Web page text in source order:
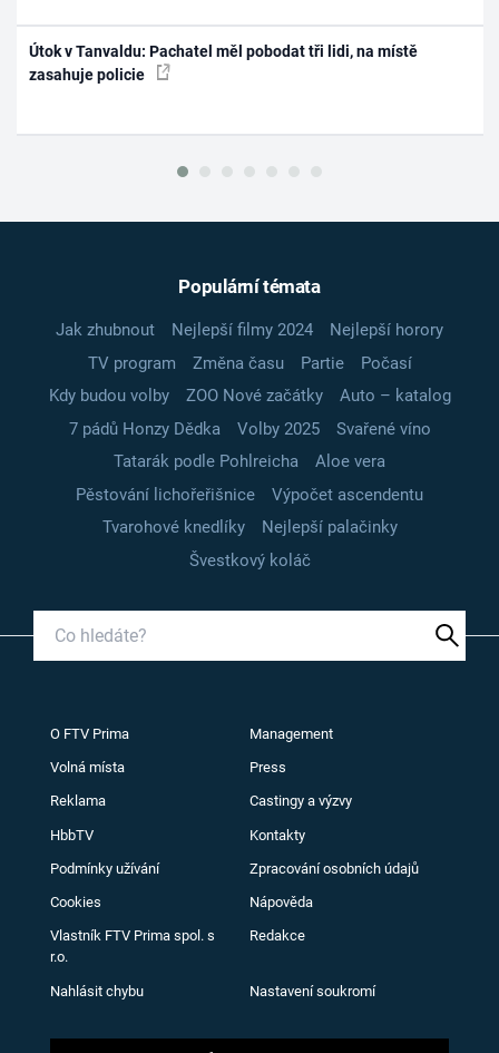
Útok v Tanvaldu: Pachatel měl pobodat tři lidi, na místě
zasahuje policie
Populární témata
Jak zhubnout Nejlepší filmy 2024
Nejlepší horory
TV program
Změna času Partie
Počasí
Kdy budou volby
ZOO Nové začátky
Auto – katalog
7 pádů Honzy Dědka
Volby 2025
Svařené víno
Tatarák podle Pohlreicha
Aloe vera
Pěstování lichořeřišnice
Výpočet ascendentu
Tvarohové knedlíky
Nejlepší palačinky
Švestkový koláč
O FTV Prima Management
Volná místa Press
Reklama Castingy a výzvy
HbbTV Kontakty
Podmínky užívání Zpracování osobních údajů
Cookies Nápověda
Vlastník FTV Prima spol. s
r.o.
Redakce
Nahlásit chybu Nastavení soukromí